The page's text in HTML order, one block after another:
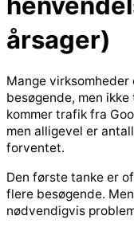
årsager)
Mange
besøgende, men
kommer trafik fra
men alligevel er
forventet.
Den første tanke er
flere besøgende.
nødvendigvis